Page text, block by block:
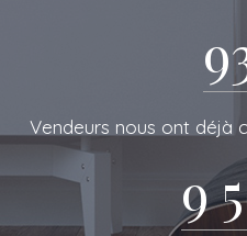
Vendeurs nous ont déjà
9